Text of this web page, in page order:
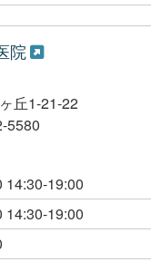
院
丘1-21-22
5580
14:30-19:00
14:30-19:00